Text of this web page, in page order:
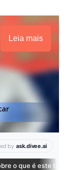
Leia mais